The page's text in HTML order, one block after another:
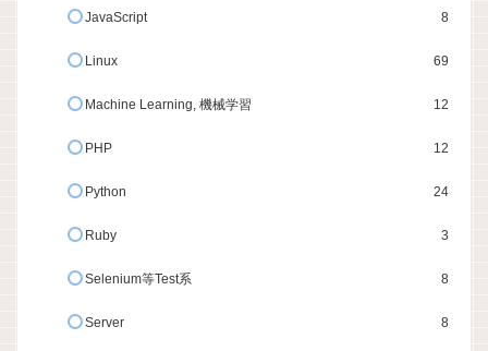
JavaScript 8
Linux 69
Machine Learning, 機械学習 12
PHP 12
Python 24
Ruby 3
Selenium等Test系 8
Server 8